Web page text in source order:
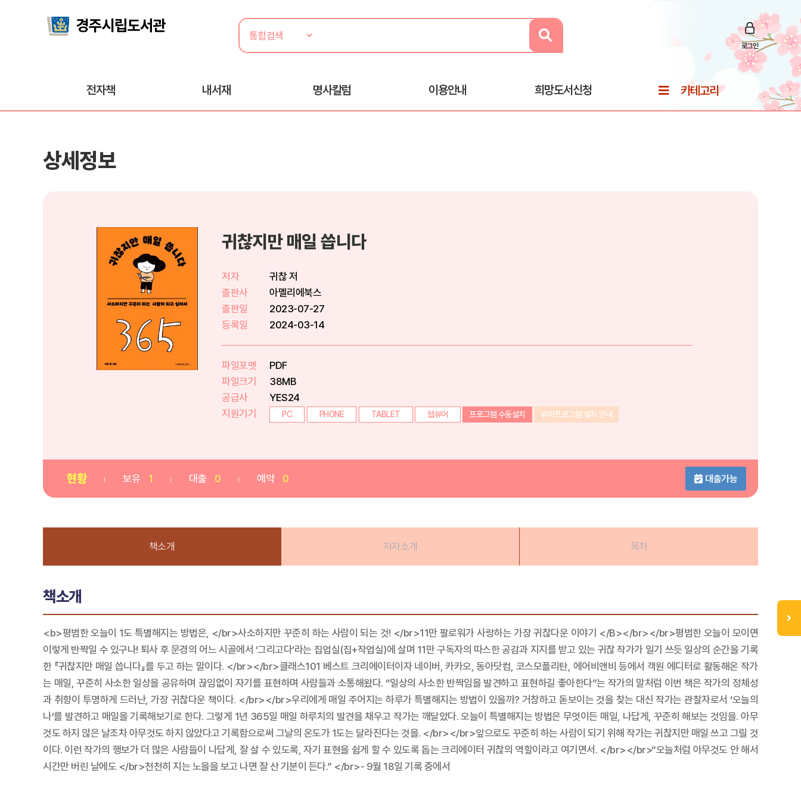
로그인
전자책 내서재 명사칼럼 이용안내 희망도서신청 카테고리
상세정보
귀찮지만 매일 씁니다
저자
귀찮 저
출판사
아멜리에북스
출판일
2023-07-27
등록일
2024-03-14
파일포맷
PDF
파일크기
38MB
공급사
YES24
지원기기
PC PHONE TABLET 웹뷰어 프로그램 수동설치 뷰어프로그램 설치 안내
현황 보유 1 대출 0 예약 0 대출가능
책소개 저자소개 목차
책소개
<b>평범한 오늘이 1도 특별해지는 방법은, </br>사소하지만 꾸준히 하는 사람이 되는 것! </br>11만 팔로워가 사랑하는 가장 귀찮다운 이야기 </B></br></br>평범한 오늘이 모이면
이렇게 반짝일 수 있구나! 퇴사 후 문경의 어느 시골에서 ‘그리고다’라는 집업실(집+작업실)에 살며 11만 구독자의 따스한 공감과 지지를 받고 있는 귀찮 작가가 일기 쓰듯 일상의 순간을 기록
한 『귀찮지만 매일 씁니다』를 두고 하는 말이다. </br></br>클래스101 베스트 크리에이터이자 네이버, 카카오, 동아닷컴, 코스모폴리탄, 에어비앤비 등에서 객원 에디터로 활동해온 작가
는 매일, 꾸준히 사소한 일상을 공유하며 끊임없이 자기를 표현하며 사람들과 소통해왔다. “일상의 사소한 반짝임을 발견하고 표현하길 좋아한다”는 작가의 말처럼 이번 책은 작가의 정체성
과 취향이 투명하게 드러난, 가장 귀찮다운 책이다. </br></br>우리에게 매일 주어지는 하루가 특별해지는 방법이 있을까? 거창하고 돋보이는 것을 찾는 대신 작가는 관찰자로서 ‘오늘의
나’를 발견하고 매일을 기록해보기로 한다. 그렇게 1년 365일 매일 하루치의 발견을 채우고 작가는 깨달았다. 오늘이 특별해지는 방법은 무엇이든 매일, 나답게, 꾸준히 해보는 것임을. 아무
것도 하지 않은 날조차 아무것도 하지 않았다고 기록함으로써 그날의 온도가 1도는 달라진다는 것을. </br></br>앞으로도 꾸준히 하는 사람이 되기 위해 작가는 귀찮지만 매일 쓰고 그릴 것
이다. 이런 작가의 행보가 더 많은 사람들이 나답게, 잘 살 수 있도록, 자기 표현을 쉽게 할 수 있도록 돕는 크리에이터 귀찮의 역할이라고 여기면서. </br></br>“오늘처럼 아무것도 안 해서
시간만 버린 날에도 </br>천천히 지는 노을을 보고 나면 잘 산 기분이 든다.” </br>- 9월 18일 기록 중에서